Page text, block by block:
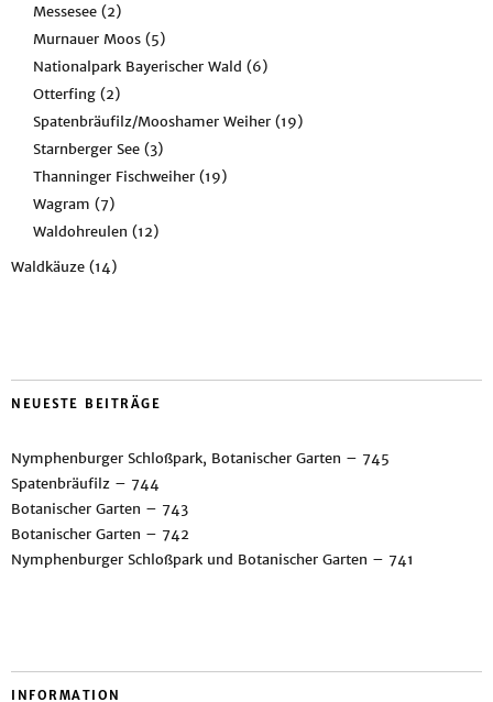
Messesee (2)
Murnauer Moos (5)
Nationalpark Bayerischer Wald (6)
Otterfing (2)
Spatenbräufilz/Mooshamer Weiher (19)
Starnberger See (3)
Thanninger Fischweiher (19)
Wagram (7)
Waldohreulen (12)
Waldkäuze (14)
NEUESTE BEITRÄGE
Nymphenburger Schloßpark, Botanischer Garten – 745
Spatenbräufilz – 744
Botanischer Garten – 743
Botanischer Garten – 742
Nymphenburger Schloßpark und Botanischer Garten – 741
INFORMATION